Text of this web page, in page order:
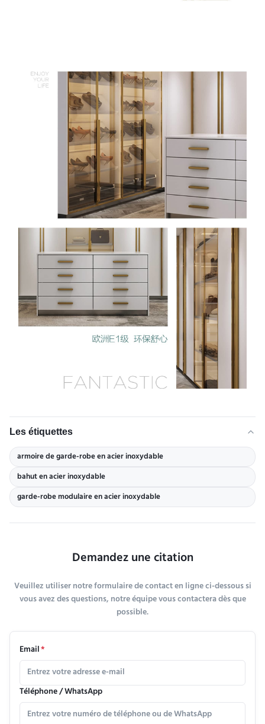
Les étiquettes
armoire de garde-robe en acier inoxydable
bahut en acier inoxydable
garde-robe modulaire en acier inoxydable
Demandez une citation
Veuillez utiliser notre formulaire de contact en ligne ci-dessous si
vous avez des questions, notre équipe vous contactera dès que
possible.
Email*
Téléphone / WhatsApp